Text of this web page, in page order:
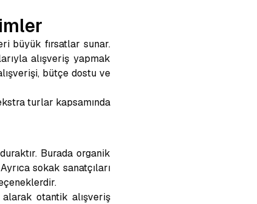
büyük fırsatlar sunar.
alışveriş yapmak
bütçe dostu ve
turlar kapsamında
Burada organik
sokak sanatçıları
otantik alışveriş